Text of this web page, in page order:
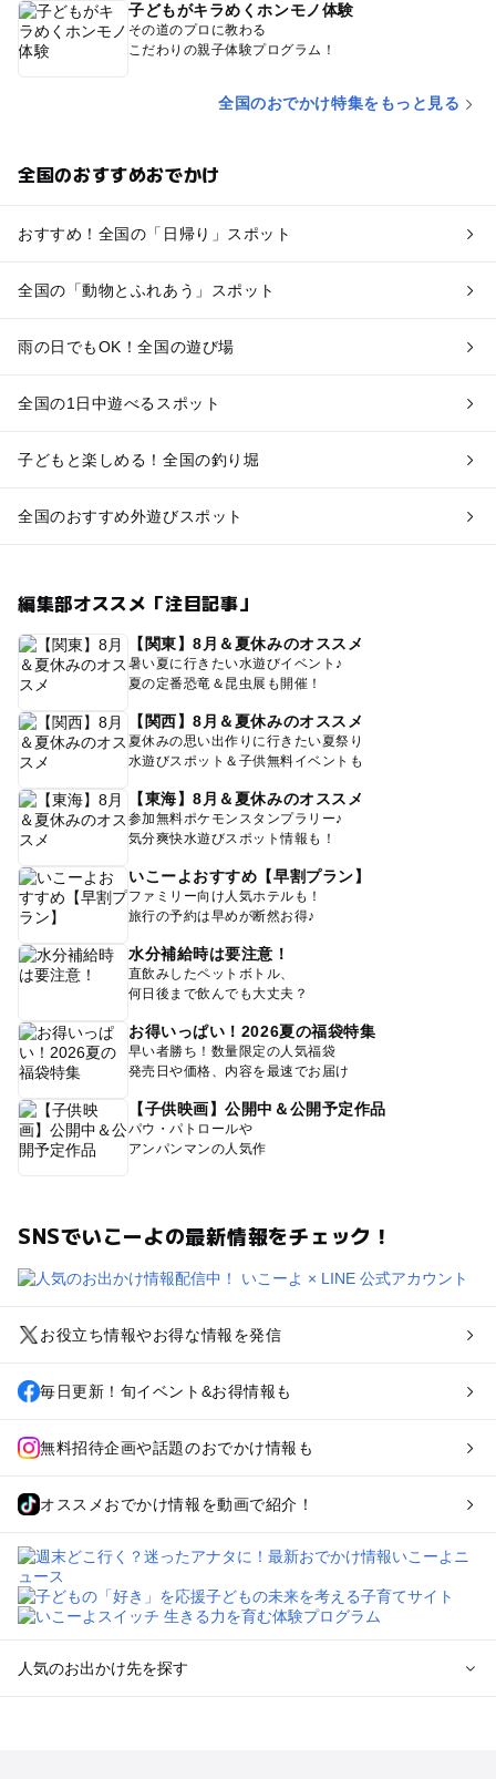
子どもがキラめくホンモノ体験
その道のプロに教わる
こだわりの親子体験プログラム！
全国のおでかけ特集をもっと見る
全国のおすすめおでかけ
おすすめ！全国の「日帰り」スポット
全国の「動物とふれあう」スポット
雨の日でもOK！全国の遊び場
全国の1日中遊べるスポット
子どもと楽しめる！全国の釣り堀
全国のおすすめ外遊びスポット
編集部オススメ「注目記事」
【関東】8月＆夏休みのオススメ
暑い夏に行きたい水遊びイベント♪
夏の定番恐竜＆昆虫展も開催！
【関西】8月＆夏休みのオススメ
夏休みの思い出作りに行きたい夏祭り
水遊びスポット＆子供無料イベントも
【東海】8月＆夏休みのオススメ
参加無料ポケモンスタンプラリー♪
気分爽快水遊びスポット情報も！
いこーよおすすめ【早割プラン】
ファミリー向け人気ホテルも！
旅行の予約は早めが断然お得♪
水分補給時は要注意！
直飲みしたペットボトル、
何日後まで飲んでも大丈夫？
お得いっぱい！2026夏の福袋特集
早い者勝ち！数量限定の人気福袋
発売日や価格、内容を最速でお届け
【子供映画】公開中＆公開予定作品
パウ・パトロールや
アンパンマンの人気作
SNSでいこーよの最新情報をチェック！
お役立ち情報やお得な情報を発信
毎日更新！旬イベント&お得情報も
無料招待企画や話題のおでかけ情報も
オススメおでかけ情報を動画で紹介！
人気のお出かけ先を探す